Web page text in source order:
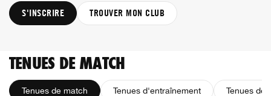
S'INSCRIRE TROUVER MON CLUB
TENUES DE MATCH
Tenues de match Tenues d'entraînement Tenues de